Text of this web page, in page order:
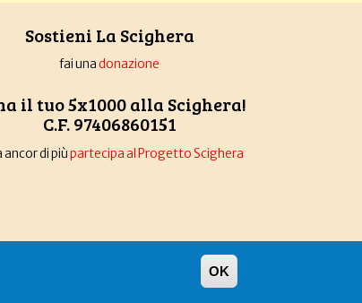
Sostieni La Scighera
fai unadonazione
il tuo 5x1000 alla Scighera!
C.F. 97406860151
ancor di piùpartecipa al Progetto Scighera
OK